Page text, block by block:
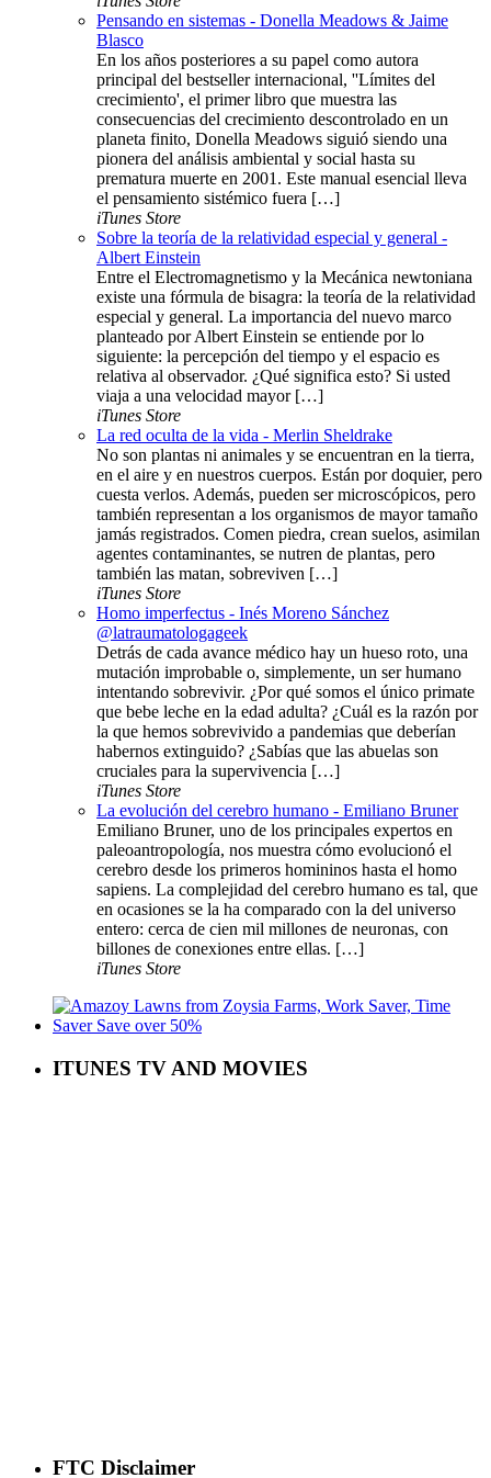
Pensando en sistemas - Donella Meadows & Jaime
Blasco
En los años posteriores a su papel como autora
principal del bestseller internacional, ''Límites del
crecimiento', el primer libro que muestra las
consecuencias del crecimiento descontrolado en un
planeta finito, Donella Meadows siguió siendo una
pionera del análisis ambiental y social hasta su
prematura muerte en 2001. Este manual esencial lleva
el pensamiento sistémico fuera […]
iTunes Store
Sobre la teoría de la relatividad especial y general -
Albert Einstein
Entre el Electromagnetismo y la Mecánica newtoniana
existe una fórmula de bisagra: la teoría de la relatividad
especial y general. La importancia del nuevo marco
planteado por Albert Einstein se entiende por lo
siguiente: la percepción del tiempo y el espacio es
relativa al observador. ¿Qué significa esto? Si usted
viaja a una velocidad mayor […]
iTunes Store
La red oculta de la vida - Merlin Sheldrake
No son plantas ni animales y se encuentran en la tierra,
en el aire y en nuestros cuerpos. Están por doquier, pero
cuesta verlos. Además, pueden ser microscópicos, pero
también representan a los organismos de mayor tamaño
jamás registrados. Comen piedra, crean suelos, asimilan
agentes contaminantes, se nutren de plantas, pero
también las matan, sobreviven […]
iTunes Store
Homo imperfectus - Inés Moreno Sánchez
@latraumatologageek
Detrás de cada avance médico hay un hueso roto, una
mutación improbable o, simplemente, un ser humano
intentando sobrevivir. ¿Por qué somos el único primate
que bebe leche en la edad adulta? ¿Cuál es la razón por
la que hemos sobrevivido a pandemias que deberían
habernos extinguido? ¿Sabías que las abuelas son
cruciales para la supervivencia […]
iTunes Store
La evolución del cerebro humano - Emiliano Bruner
Emiliano Bruner, uno de los principales expertos en
paleoantropología, nos muestra cómo evolucionó el
cerebro desde los primeros homininos hasta el homo
sapiens. La complejidad del cerebro humano es tal, que
en ocasiones se la ha comparado con la del universo
entero: cerca de cien mil millones de neuronas, con
billones de conexiones entre ellas. […]
iTunes Store
ITUNES TV AND MOVIES
FTC Disclaimer